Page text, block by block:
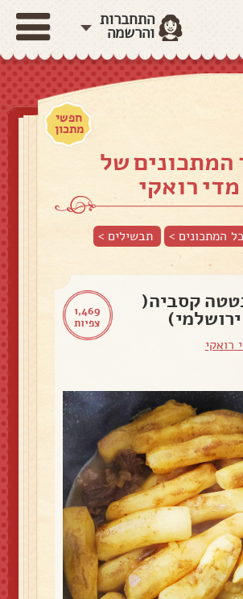
התחברות
והרשמה
חפשי
מתכון
המתכונים של
מדי רואקי
המתכונים > תבשילים>
1,469
צפיות
קסביה(
רואקי